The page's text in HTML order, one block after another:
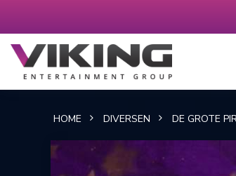
HOME DIVERSEN DE GROTE